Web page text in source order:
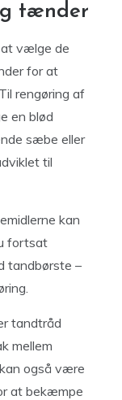
tænder
at vælge de
for at
rengøring af
en blød
sæbe eller
til
kan
fortsat
tandbørste –
tandtråd
mellem
også være
at bekæmpe